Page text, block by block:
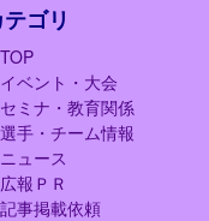
ゴリ
TOP
イベント・大会
セミナ・教育関係
選手・チーム情報
ニュース
広報ＰＲ
記事掲載依頼